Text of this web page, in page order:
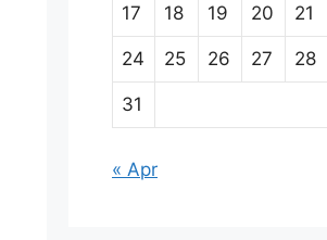
17 18 19 20 21
24 25 26 27 28
31
« Apr